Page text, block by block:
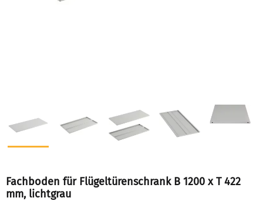
Fachboden für Flügeltürenschrank B 1200 x T 422
mm, lichtgrau